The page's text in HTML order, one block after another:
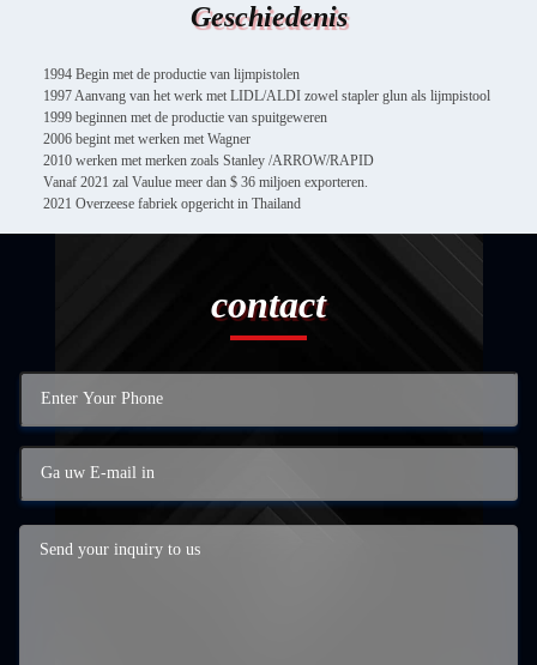
Geschiedenis
1994 Begin met de productie van lijmpistolen
1997 Aanvang van het werk met LIDL/ALDI zowel stapler glun als lijmpistool
1999 beginnen met de productie van spuitgeweren
2006 begint met werken met Wagner
2010 werken met merken zoals Stanley /ARROW/RAPID
Vanaf 2021 zal Vaulue meer dan $ 36 miljoen exporteren.
2021 Overzeese fabriek opgericht in Thailand
contact